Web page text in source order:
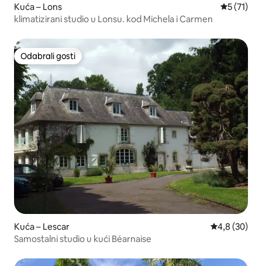
Kuća – Lons Prosječna
5 (71)
klimatizirani studio u Lonsu. kod Michela i Carmen
Odabrali gosti
Odabrali gosti
Kuća – Lescar Prosječna
4,8 (30)
Samostalni studio u kući Béarnaise